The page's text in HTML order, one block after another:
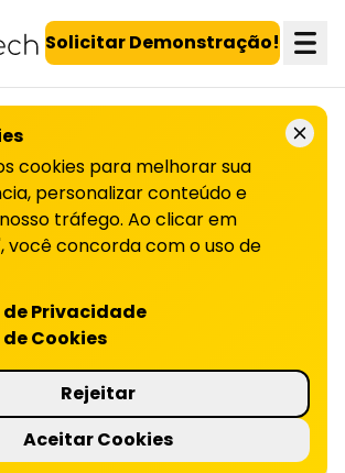
Solicitar Demonstração!
O BLOG
dados dos
DE FIDELIDADE | LIHAI
cliente, especialmente em
fidelização. Saiba mais sobre
blog!
de leitura
cookies para melhorar sua
personalizar conteúdo e
tráfego. Ao clicar em
você concorda com o uso de
Privacidade
Cookies
Rejeitar
Aceitar Cookies